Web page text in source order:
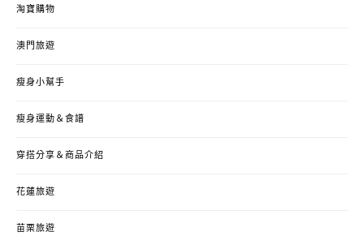
淘寶購物
澳門旅遊
瘦身小幫手
瘦身運動＆食譜
穿搭分享＆商品介紹
花蓮旅遊
苗栗旅遊